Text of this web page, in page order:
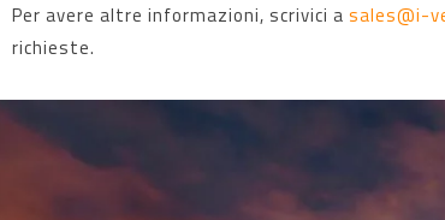
Per avere altre informazioni, scrivici a sales@i-
richieste.